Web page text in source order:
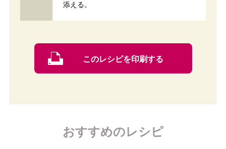
添える。
このレシピを印刷する
おすすめのレシピ